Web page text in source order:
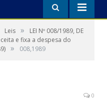
Leis »
LEI Nº 008/1989, DE
e fixa a despesa do
» 008,1989
0